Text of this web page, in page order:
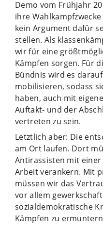
Demo vom Frühjahr
ihre
kein Argument dafür
stellen. Als
wir für eine
Kämpfen sorgen. Für
Bündnis wird es
mobilisieren, sodass
haben, auch mit
Auftakt- und der
vertreten zu sein.
Letztlich aber: Die
am Ort laufen. Dort
Antirassisten mit
Arbeit verankern. Mit
müssen wir das
vor allem
sozialdemokratische
Kämpfen zu